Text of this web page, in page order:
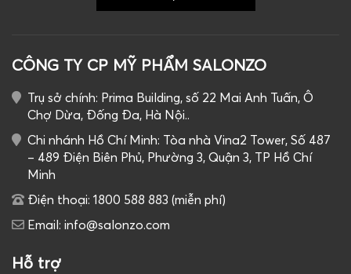
CÔNG TY CP MỸ PHẨM SALONZO
Trụ sở chính: Prima Building, số 22 Mai Anh Tuấn, Ô
Chợ Dừa, Đống Đa, Hà Nội..
Chi nhánh Hồ Chí Minh: Tòa nhà Vina2 Tower, Số 487
– 489 Điện Biên Phủ, Phường 3, Quận 3, TP Hồ Chí
Minh
Điện thoại: 1800 588 883 (miễn phí)
Email: info@salonzo.com
Hỗ trợ